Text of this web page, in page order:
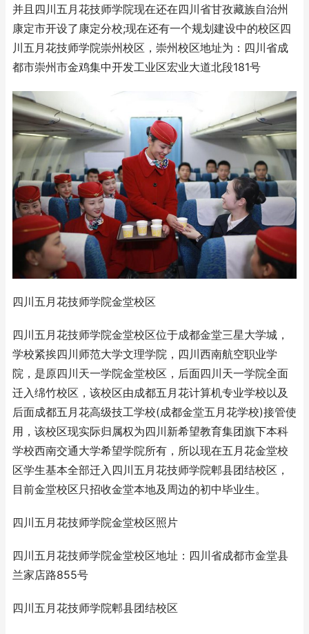
并且四川五月花技师学院现在还在四川省甘孜藏族自治州
康定市开设了康定分校;现在还有一个规划建设中的校区四
川五月花技师学院崇州校区，崇州校区地址为：四川省成
都市崇州市金鸡集中开发工业区宏业大道北段181号
四川五月花技师学院金堂校区
四川五月花技师学院金堂校区位于成都金堂三星大学城，
学校紧挨四川师范大学文理学院，四川西南航空职业学
院，是原四川天一学院金堂校区，后面四川天一学院全面
迁入绵竹校区，该校区由成都五月花计算机专业学校以及
后面成都五月花高级技工学校(成都金堂五月花学校)接管使
用，该校区现实际归属权为四川新希望教育集团旗下本科
学校西南交通大学希望学院所有，所以现在五月花金堂校
区学生基本全部迁入四川五月花技师学院郫县团结校区，
目前金堂校区只招收金堂本地及周边的初中毕业生。
四川五月花技师学院金堂校区照片
四川五月花技师学院金堂校区地址：四川省成都市金堂县
兰家店路855号
四川五月花技师学院郫县团结校区